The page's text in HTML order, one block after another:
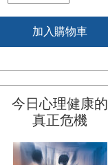
加入購物車
今日心理健康的
真正危機